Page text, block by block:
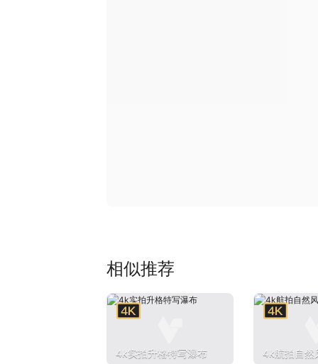
相似推荐
4k实拍升格特写瀑布
4k航拍自然